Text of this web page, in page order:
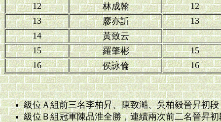
12
林成翰
12
13
廖亦訢
13
14
黃致云
15
羅肇彬
15
16
侯詠倫 16
級位Ａ組前三名李柏昇、陳致澔、吳柏毅晉昇初段
級位Ｂ組冠軍陳品淮全勝，連續兩次前二名晉昇初